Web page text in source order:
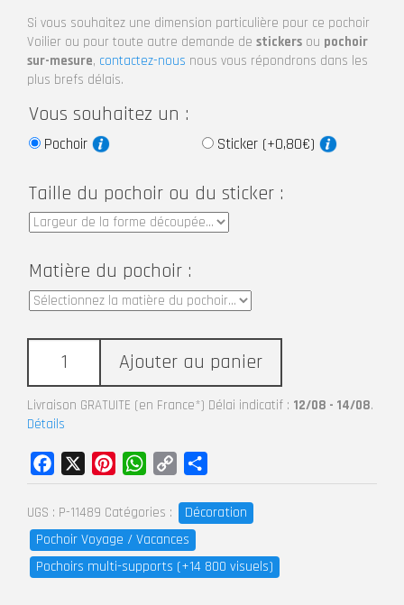
Si vous souhaitez une dimension particulière pour ce pochoir
Voilier ou pour toute autre demande de stickers ou pochoir
sur-mesure, contactez-nous nous vous répondrons dans les
plus brefs délais.
Vous souhaitez un :
Pochoir Sticker (+0,80€)
Taille du pochoir ou du sticker :
Matière du pochoir :
Ajouter au panier
Livraison GRATUITE (en France*) Délai indicatif : 12/08 - 14/08.
Détails
UGS : P-11489 Catégories :
Décoration
Pochoir Voyage / Vacances
Pochoirs multi-supports (+14 800 visuels)
Facebook PinterestWhatsApp
Copy
Link